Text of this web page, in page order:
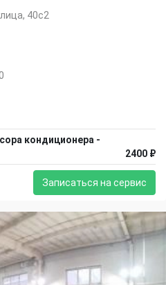
40с2
кондиционера -
2400 ₽
Записаться на сервис